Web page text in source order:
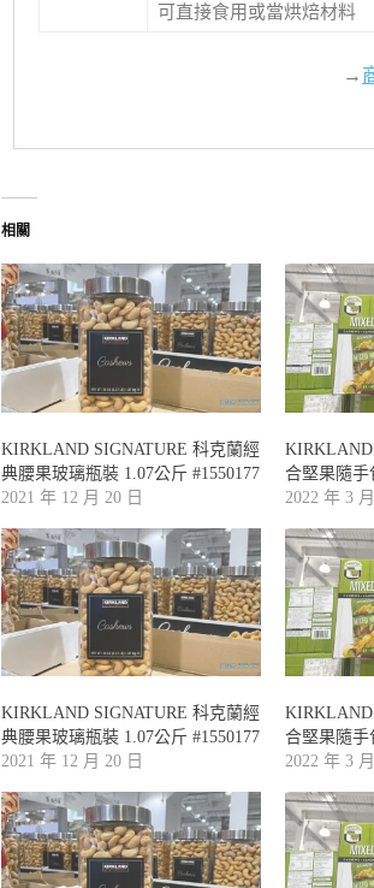
可直接食用或當烘焙材料
→
相關
KIRKLAND SIGNATURE 科克蘭經
典腰果玻璃瓶裝 1.07公斤 #1550177
2021 年 12 月 20 日
KIRKLAND
合堅果隨手
2022 年 3
KIRKLAND SIGNATURE 科克蘭經
典腰果玻璃瓶裝 1.07公斤 #1550177
2021 年 12 月 20 日
KIRKLAND
合堅果隨手
2022 年 3